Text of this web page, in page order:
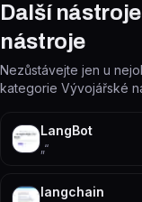
Další
nástroje
Nezůstávejte jen u
kategorie Vývojářské
LangBot
„“
langchain